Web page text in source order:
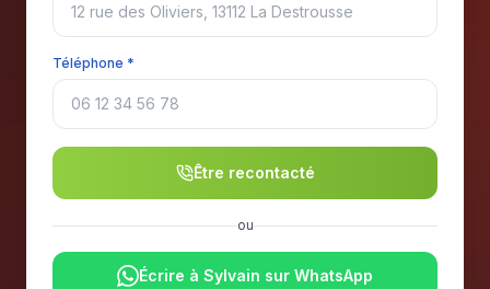
Téléphone *
Être recontacté
ou
Écrire à Sylvain sur WhatsApp